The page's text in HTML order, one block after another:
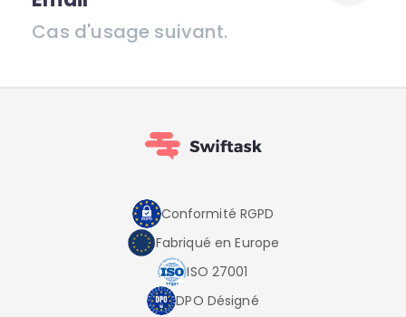
Cas d'usage suivant.
Conformité RGPD
Fabriqué en Europe
ISO 27001
DPO Désigné